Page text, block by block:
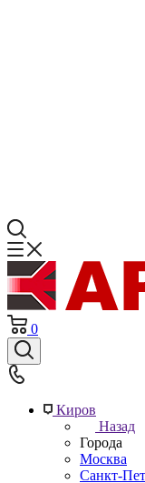
0
Киров
Назад
Города
Москва
Санкт-